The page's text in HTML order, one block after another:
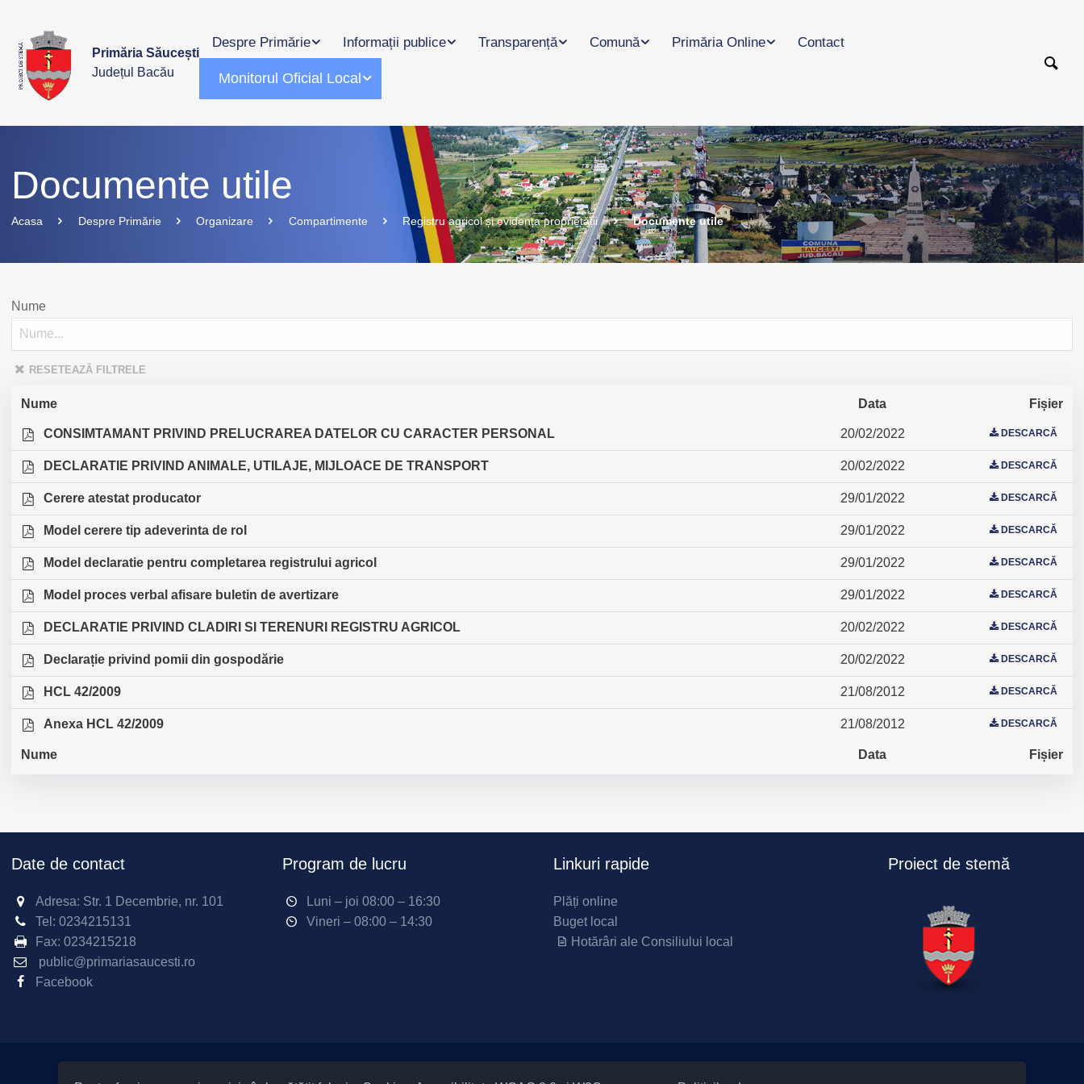
Primăria Săucești
Județul Bacău
Despre Primărie Informații publice Transparență Comună Primăria Online Contact
Monitorul Oficial Local
Documente utile
Acasa Despre Primărie Organizare Compartimente Registru agricol și evidența proprietății Documente utile
Nume
RESETEAZĂ FILTRELE
Nume Data Fișier
CONSIMTAMANT PRIVIND PRELUCRAREA DATELOR CU CARACTER PERSONAL 20/02/2022 DESCARCĂ
DECLARATIE PRIVIND ANIMALE, UTILAJE, MIJLOACE DE TRANSPORT 20/02/2022 DESCARCĂ
Cerere atestat producator 29/01/2022 DESCARCĂ
Model cerere tip adeverinta de rol 29/01/2022 DESCARCĂ
Model declaratie pentru completarea registrului agricol 29/01/2022 DESCARCĂ
Model proces verbal afisare buletin de avertizare 29/01/2022 DESCARCĂ
DECLARATIE PRIVIND CLADIRI SI TERENURI REGISTRU AGRICOL 20/02/2022 DESCARCĂ
Declarație privind pomii din gospodărie 20/02/2022 DESCARCĂ
HCL 42/2009 21/08/2012 DESCARCĂ
Anexa HCL 42/2009 21/08/2012 DESCARCĂ
Nume Data Fișier
Date de contact
Adresa: Str. 1 Decembrie, nr. 101
Tel: 0234215131
Fax: 0234215218
public@primariasaucesti.ro
Facebook
Program de lucru
Luni – joi 08:00 – 16:30
Vineri – 08:00 – 14:30
Linkuri rapide
Plăți online
Buget local
Hotărâri ale Consiliului local
Proiect de stemă
Setări Cookies și Accesibilitate